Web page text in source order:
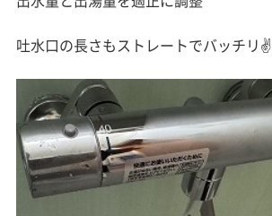
吐水口の長さもストレートでバッチリ✌️